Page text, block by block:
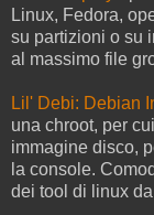
Linux, Fedora,
su partizioni o su
al massimo file
Lil' Debi: Debian
una chroot, per
immagine disco,
la console.
dei tool di linux